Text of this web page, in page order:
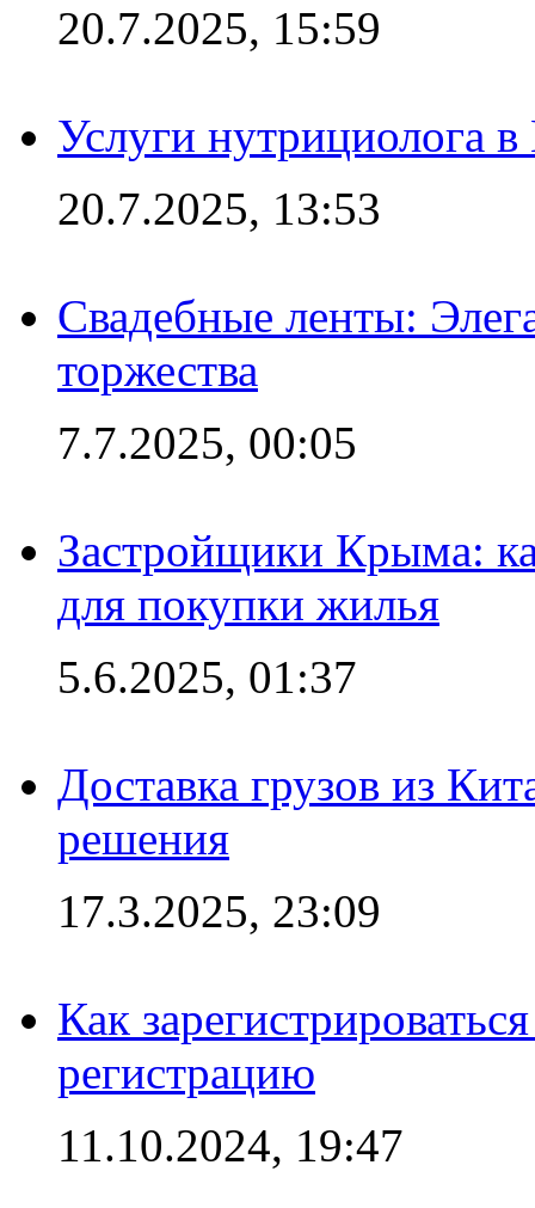
20.7.2025, 15:59
Услуги нутрициолога
20.7.2025, 13:53
Свадебные ленты:
торжества
7.7.2025, 00:05
Застройщики Крыма:
для покупки жилья
5.6.2025, 01:37
Доставка грузов из
решения
17.3.2025, 23:09
Как
регистрацию
11.10.2024, 19:47